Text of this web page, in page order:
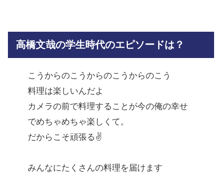
高橋文哉の学生時代のエピソードは？
こうからのこうからのこうからのこう
料理は楽しいんだよ
カメラの前で料理することが今の俺の幸せ
でめちゃめちゃ楽しくて。
だからこそ頑張る✌️
みんなにたくさんの料理を届けます